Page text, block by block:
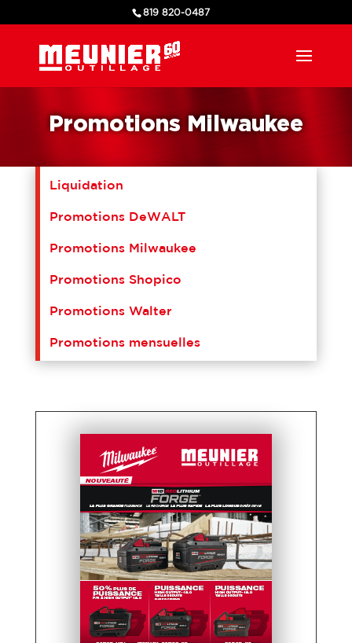
819 820-0487
Promotions Milwaukee
Liquidation
Promotions DeWALT
Promotions Milwaukee
Promotions Shopico
Promotions Walter
Promotions mensuelles